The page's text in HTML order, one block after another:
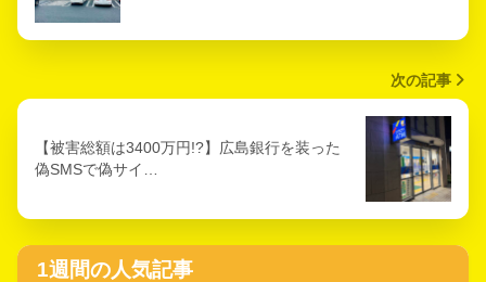
次の記事
【被害総額は3400万円!?】広島銀行を装った
偽SMSで偽サイ…
1週間の人気記事